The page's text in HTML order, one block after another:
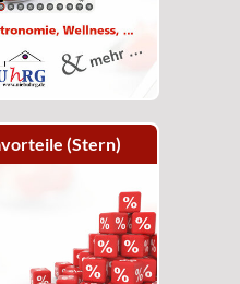
(Stern)